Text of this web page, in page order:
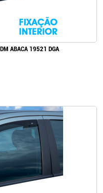
ABACA 19521 DGA